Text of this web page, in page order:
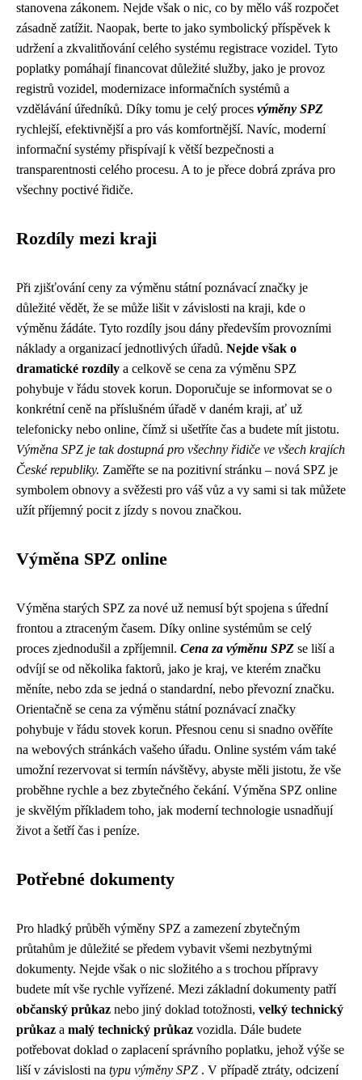
stanovena zákonem. Nejde však o nic, co by mělo váš rozpočet
zásadně zatížit. Naopak, berte to jako symbolický příspěvek k
udržení a zkvalitňování celého systému registrace vozidel. Tyto
poplatky pomáhají financovat důležité služby, jako je provoz
registrů vozidel, modernizace informačních systémů a
vzdělávání úředníků. Díky tomu je celý proces výměny SPZ
rychlejší, efektivnější a pro vás komfortnější. Navíc, moderní
informační systémy přispívají k větší bezpečnosti a
transparentnosti celého procesu. A to je přece dobrá zpráva pro
všechny poctivé řidiče.
Rozdíly mezi kraji
Při zjišťování ceny za výměnu státní poznávací značky je
důležité vědět, že se může lišit v závislosti na kraji, kde o
výměnu žádáte. Tyto rozdíly jsou dány především provozními
náklady a organizací jednotlivých úřadů. Nejde však o
dramatické rozdíly a celkově se cena za výměnu SPZ
pohybuje v řádu stovek korun. Doporučuje se informovat se o
konkrétní ceně na příslušném úřadě v daném kraji, ať už
telefonicky nebo online, čímž si ušetříte čas a budete mít jistotu.
Výměna SPZ je tak dostupná pro všechny řidiče ve všech krajích
České republiky. Zaměřte se na pozitivní stránku – nová SPZ je
symbolem obnovy a svěžesti pro váš vůz a vy sami si tak můžete
užít příjemný pocit z jízdy s novou značkou.
Výměna SPZ online
Výměna starých SPZ za nové už nemusí být spojena s úřední
frontou a ztraceným časem. Díky online systémům se celý
proces zjednodušil a zpříjemnil. Cena za výměnu SPZ se liší a
odvíjí se od několika faktorů, jako je kraj, ve kterém značku
měníte, nebo zda se jedná o standardní, nebo převozní značku.
Orientačně se cena za výměnu státní poznávací značky
pohybuje v řádu stovek korun. Přesnou cenu si snadno ověříte
na webových stránkách vašeho úřadu. Online systém vám také
umožní rezervovat si termín návštěvy, abyste měli jistotu, že vše
proběhne rychle a bez zbytečného čekání. Výměna SPZ online
je skvělým příkladem toho, jak moderní technologie usnadňují
život a šetří čas i peníze.
Potřebné dokumenty
Pro hladký průběh výměny SPZ a zamezení zbytečným
průtahům je důležité se předem vybavit všemi nezbytnými
dokumenty. Nejde však o nic složitého a s trochou přípravy
budete mít vše rychle vyřízené. Mezi základní dokumenty patří
občanský průkaz nebo jiný doklad totožnosti, velký technický
průkaz a malý technický průkaz vozidla. Dále budete
potřebovat doklad o zaplacení správního poplatku, jehož výše se
liší v závislosti na typu výměny SPZ . V případě ztráty, odcizení